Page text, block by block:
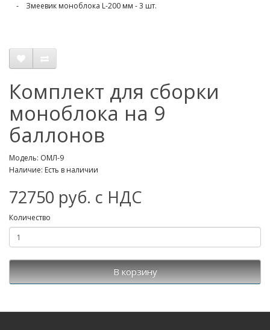
- Змеевик моноблока L-200 мм - 3 шт.
Комплект для сборки
моноблока на 9
баллонов
Модель: ОМЛ-9
Наличие: Есть в наличии
72750 руб. с НДС
Количество
В корзину